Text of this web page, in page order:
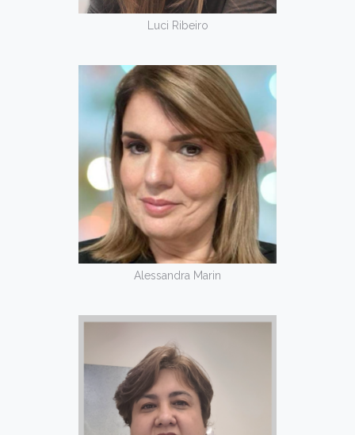
Luci Ribeiro
Alessandra Marin